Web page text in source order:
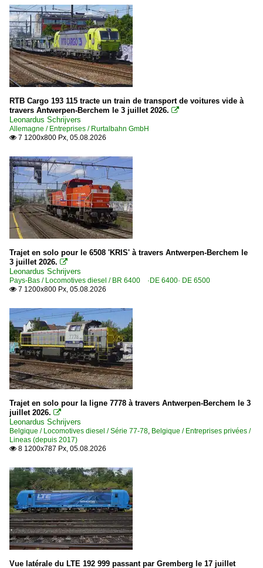
RTB Cargo 193 115 tracte un train de transport de voitures vide à
travers Antwerpen-Berchem le 3 juillet 2026. 
Leonardus Schrijvers
Allemagne / Entreprises / Rurtalbahn GmbH
 7 1200x800 Px, 05.08.2026
Trajet en solo pour le 6508 'KRIS' à travers Antwerpen-Berchem le
3 juillet 2026. 
Leonardus Schrijvers
Pays-Bas / Locomotives diesel / BR 6400 ·DE 6400· DE 6500
 7 1200x800 Px, 05.08.2026
Trajet en solo pour la ligne 7778 à travers Antwerpen-Berchem le 3
juillet 2026. 
Leonardus Schrijvers
Belgique / Locomotives diesel / Série 77-78, Belgique / Entreprises privées /
Lineas (depuis 2017)
 8 1200x787 Px, 05.08.2026
Vue latérale du LTE 192 999 passant par Gremberg le 17 juillet